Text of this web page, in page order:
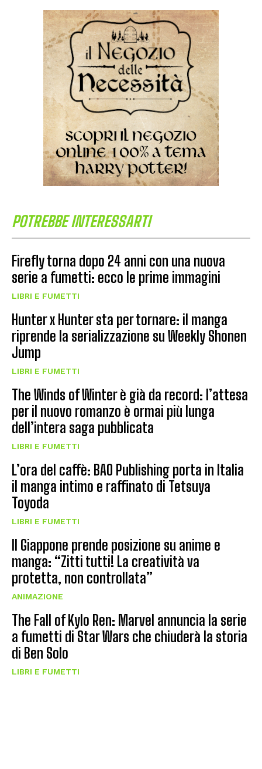
POTREBBE INTERESSARTI
Firefly torna dopo 24 anni con una nuova
serie a fumetti: ecco le prime immagini
LIBRI E FUMETTI
Hunter x Hunter sta per tornare: il manga
riprende la serializzazione su Weekly Shonen
Jump
LIBRI E FUMETTI
The Winds of Winter è già da record: l’attesa
per il nuovo romanzo è ormai più lunga
dell’intera saga pubblicata
LIBRI E FUMETTI
L’ora del caffè: BAO Publishing porta in Italia
il manga intimo e raffinato di Tetsuya
Toyoda
LIBRI E FUMETTI
Il Giappone prende posizione su anime e
manga: “Zitti tutti! La creatività va
protetta, non controllata”
ANIMAZIONE
The Fall of Kylo Ren: Marvel annuncia la serie
a fumetti di Star Wars che chiuderà la storia
di Ben Solo
LIBRI E FUMETTI